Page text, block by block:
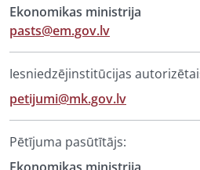
Ekonomikas ministrija
pasts@em.gov.lv
Iesniedzējinstitūcijas
petijumi@mk.gov.lv
Pētījuma pasūtītājs: